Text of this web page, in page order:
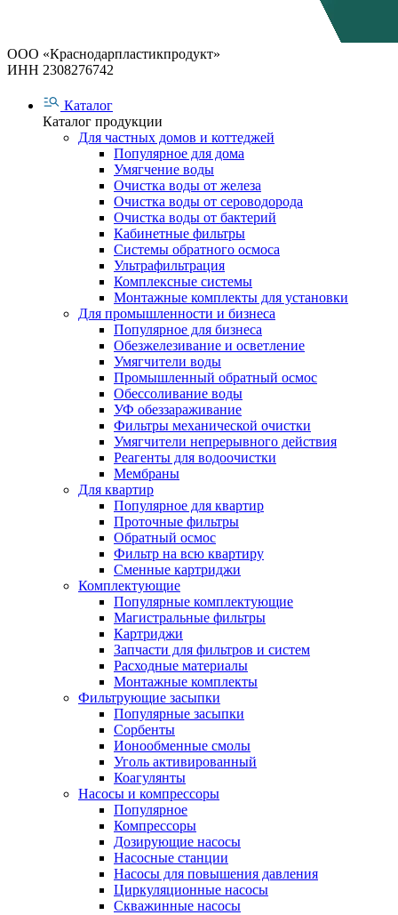
ООО «Краснодарпластикпродукт»
ИНН 2308276742
Каталог
Каталог продукции
Для частных домов и коттеджей
Популярное для дома
Умягчение воды
Очистка воды от железа
Очистка воды от сероводорода
Очистка воды от бактерий
Кабинетные фильтры
Системы обратного осмоса
Ультрафильтрация
Комплексные системы
Монтажные комплекты для установки
Для промышленности и бизнеса
Популярное для бизнеса
Обезжелезивание и осветление
Умягчители воды
Промышленный обратный осмос
Обессоливание воды
УФ обеззараживание
Фильтры механической очистки
Умягчители непрерывного действия
Реагенты для водоочистки
Мембраны
Для квартир
Популярное для квартир
Проточные фильтры
Обратный осмос
Фильтр на всю квартиру
Сменные картриджи
Комплектующие
Популярные комплектующие
Магистральные фильтры
Картриджи
Запчасти для фильтров и систем
Расходные материалы
Монтажные комплекты
Фильтрующие засыпки
Популярные засыпки
Сорбенты
Ионообменные смолы
Уголь активированный
Коагулянты
Насосы и компрессоры
Популярное
Компрессоры
Дозирующие насосы
Насосные станции
Насосы для повышения давления
Циркуляционные насосы
Скважинные насосы